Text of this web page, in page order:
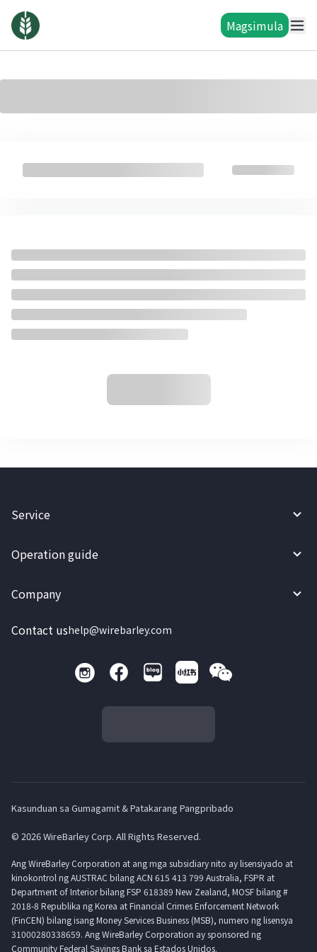
Magsimula
Service
Operation guide
Company
Contact ushelp@wirebarley.com
Kasunduan sa Gumagamit & Patakarang Pangpribado
© 2026 WireBarley Corp. All Rights Reserved.
Ang WireBarley Corporation at ang mga subsidiary nito ay lisensiyado at
kinokontrol ng AUSTRAC bilang ACN 615 413 799 Australia, FSPR at
Department of Interior bilang FSP 618389 New Zealand, MOSF bilang #
2018-8 Republika ng Korea at Financial Crimes Enforcement Network
(FinCEN) bilang isang Money Services Business (MSB), numero ng lisensya
31000280338659. Ang WireBarley Corporation ay sponsored ng
Community Federal Savings Bank sa Estados Unidos.